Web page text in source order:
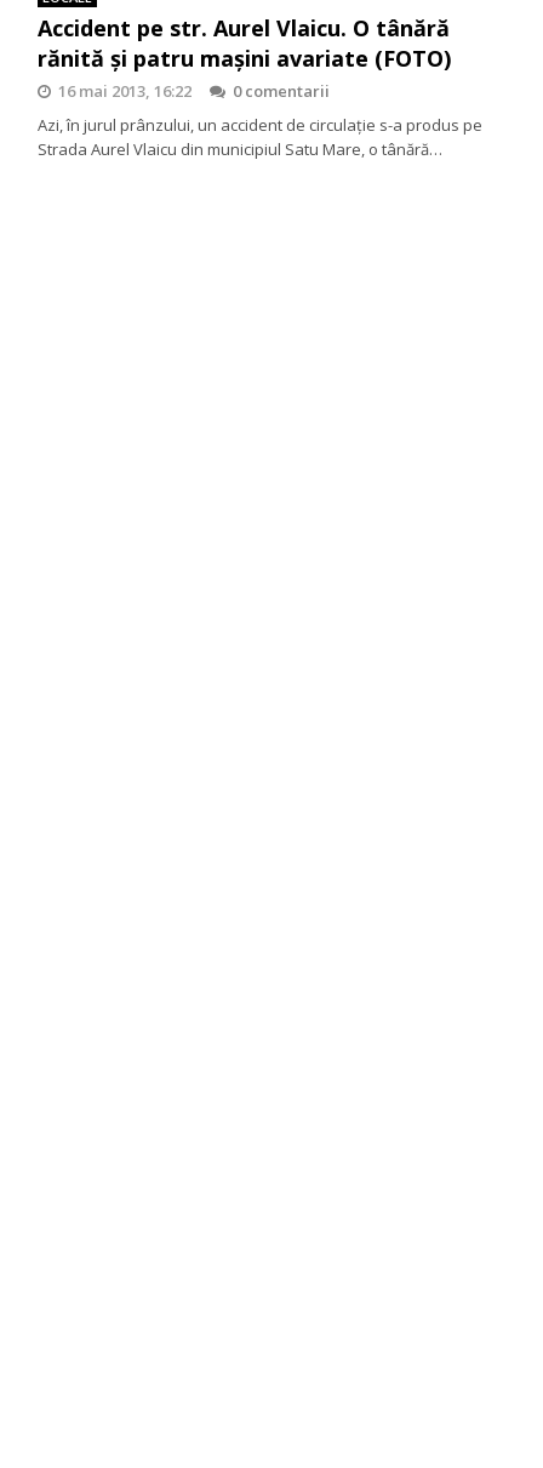
Accident pe str. Aurel Vlaicu. O tânără
rănită și patru mașini avariate (FOTO)
16 mai 2013, 16:22
0 comentarii
Azi, în jurul prânzului, un accident de circulaţie s-a produs pe
Strada Aurel Vlaicu din municipiul Satu Mare, o tânără…